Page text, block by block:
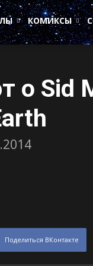
КОМИКСЫ
о Sid
Поделиться ВКонтакте